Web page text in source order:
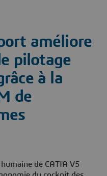
améliore
pilotage
à la
de
de CATIA V5